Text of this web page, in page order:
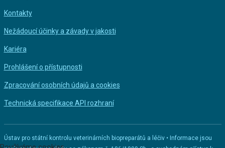
Kontakty
Nežádoucí účinky a závady v jakosti
Kariéra
Prohlášení o přístupnosti
Zpracování osobních údajů a cookies
Technická specifikace API rozhraní
Ústav pro státní kontrolu veterinárních biopreparátů a léčiv • Informace jsou